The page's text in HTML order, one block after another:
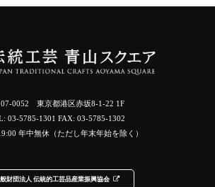
0052 東京都港区赤坂8-1-22 1F
03-5785-1301 FAX: 03-5785-1302
年中無休（ただし年末年始を除く）
財団法人 伝統的工芸品産業振興協会